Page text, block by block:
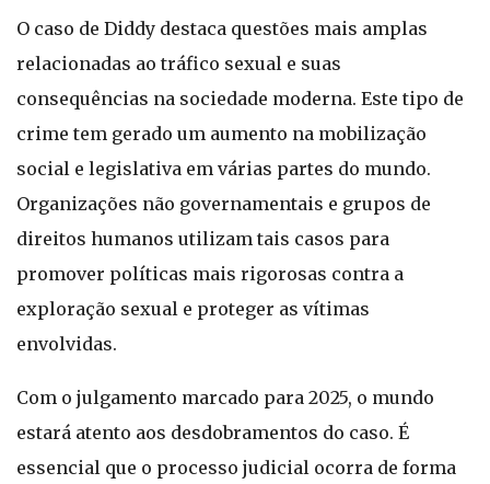
O caso de Diddy destaca questões mais amplas
relacionadas ao tráfico sexual e suas
consequências na sociedade moderna. Este tipo de
crime tem gerado um aumento na mobilização
social e legislativa em várias partes do mundo.
Organizações não governamentais e grupos de
direitos humanos utilizam tais casos para
promover políticas mais rigorosas contra a
exploração sexual e proteger as vítimas
envolvidas.
Com o julgamento marcado para 2025, o mundo
estará atento aos desdobramentos do caso. É
essencial que o processo judicial ocorra de forma